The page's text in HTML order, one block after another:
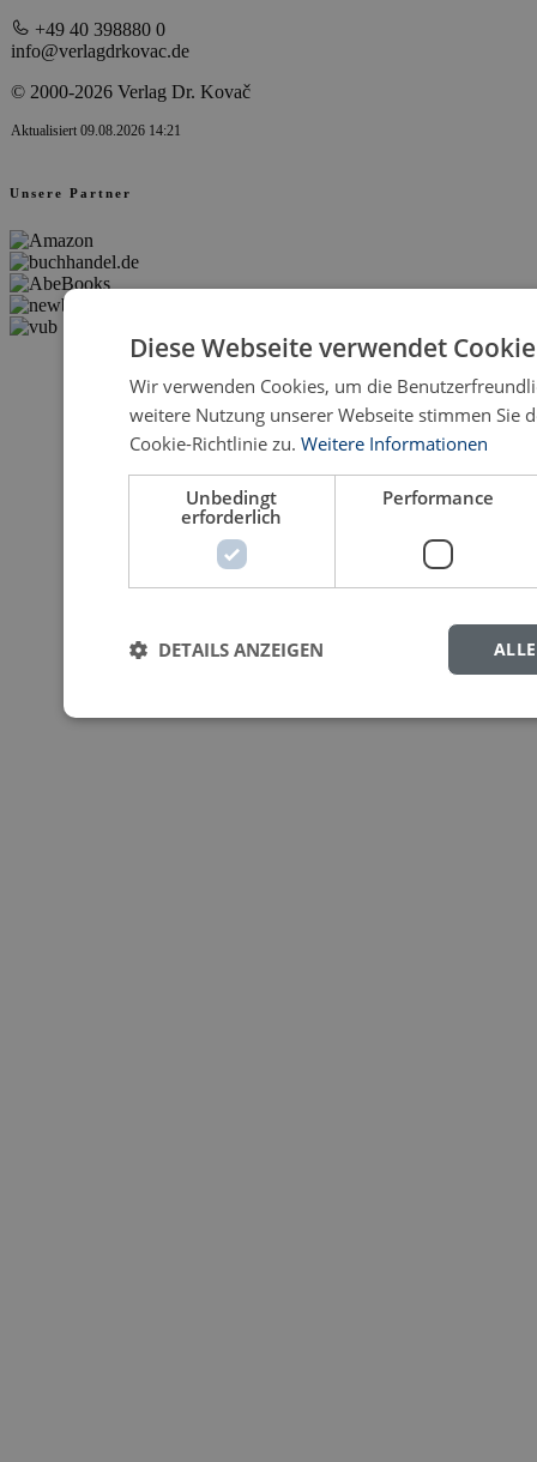
+49 40 398880 0
info@verlagdrkovac.de
© 2000-2026 Verlag Dr. Kovač
Aktualisiert 09.08.2026 14:21
Unsere Partner
Diese Webseite verwendet
Wir verwenden Cookies, um die
weitere Nutzung unserer Webseite stimmen Sie
Cookie-Richtlinie zu. Weitere Informationen
Unbedingt
erforderlich
Performance
DETAILS ANZEIGEN